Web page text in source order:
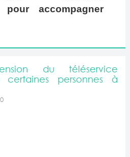
pour accompagner
du téléservice
certaines personnes à